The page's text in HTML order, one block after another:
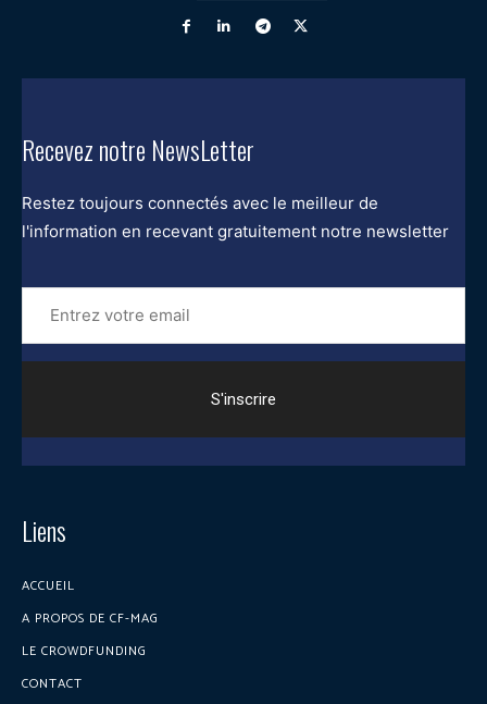
Recevez notre NewsLetter
Restez toujours connectés avec le meilleur de
l'information en recevant gratuitement notre newsletter
Entrez
votre
email
Liens
ACCUEIL
A PROPOS DE CF-MAG
LE CROWDFUNDING
CONTACT